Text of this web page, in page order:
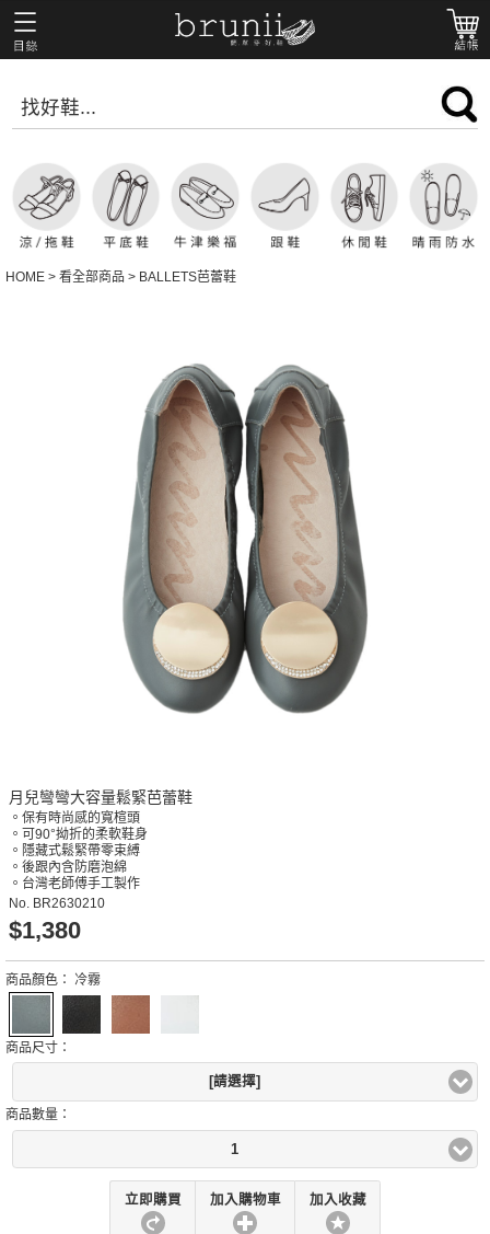
HOME > 看全部商品 > BALLETS芭蕾鞋
月兒彎彎大容量鬆緊芭蕾鞋
。保有時尚感的寬楦頭
。可90°拗折的柔軟鞋身
。隱藏式鬆緊帶零束縛
。後跟內含防磨泡綿
。台灣老師傅手工製作
No. BR2630210
$1,380
商品顏色： 冷霧
商品尺寸：
[請選擇]
商品數量：
1
立即購買 加入購物車 加入收藏